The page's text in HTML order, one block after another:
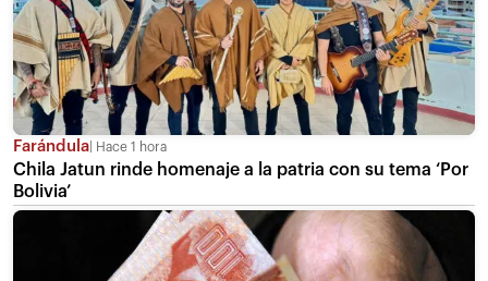
Farándula Hace 1 hora
Chila Jatun rinde homenaje a la patria con su tema ‘Por
Bolivia’